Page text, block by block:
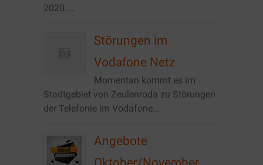
2020....
Störungen im
Vodafone Netz
Momentan kommt es im
Stadtgebiet von Zeulenroda zu Störungen
der Telefonie im Vodafone...
Angebote